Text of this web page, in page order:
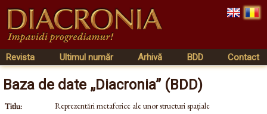
Revista Ultimul număr Arhivă BDD Contact
Baza de date „Diacronia” (BDD)
Titlu:
Reprezentări metaforice ale unor structuri spațiale